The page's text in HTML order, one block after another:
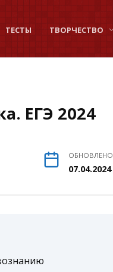
ТЕСТЫ ТВОРЧЕСТВО
ЕГЭ 2024
ОБНОВЛЕНО
07.04.2024